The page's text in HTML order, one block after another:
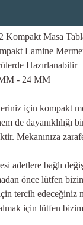
Kompakt Masa
Lamine
Hazırlanabilir
- 24 MM
için kompakt
de dayanıklılığı
Mekanınıza
adetlere bağlı
önce lütfen
tercih edeceğiniz
için lütfen